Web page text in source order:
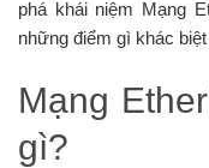
phá khái niệm Mạng
những điểm gì khác
Mạng
gì?